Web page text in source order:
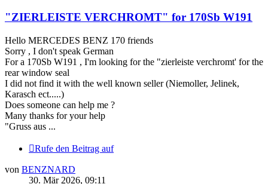
"ZIERLEISTE VERCHROMT" for 170Sb W191
Hello MERCEDES BENZ 170 friends
Sorry , I don't speak German
For a 170Sb W191 , I'm looking for the "zierleiste verchromt' for the
rear window seal
I did not find it with the well known seller (Niemoller, Jelinek,
Karasch ect.....)
Does someone can help me ?
Many thanks for your help
"Gruss aus ...
Rufe den Beitrag auf
von BENZNARD
30. Mär 2026, 09:11